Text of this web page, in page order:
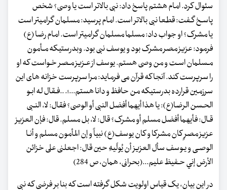
سئوال کرد. امام هشتم پاسخ داد: نبی بالاتر است یا وصی؟ شخص
پاسـخ گـفت: قطعا نبی بالاتر است. امام پرسید: مسلمان گرامی‏تر است
یا مشرک؟ او جواب داد: مسلما مسلمان گرامی‏تر است. امام رضا (ع)
فرمود: عزیز مصر مشرک بود و یوسف نبی بود. وبدرستیکه مـأمون
مـسلمان اسـت و من وصی هستم. یوسف از عـزیز مـصر خـواست که او
را سرپرست کند. آنجا که قرآن می فرماید: مرا سرپرست خزانه های این
سرزمین قرارده بدرستیکه من حافظ و دانا هستم...؛. ..فـقال له ابـو
الحـسن الرضا(ع): یا هذا أیهما أفضل النبی أو الوصی؟ فقال: لا، النـبی
قـال: فأیهما أفضل مسلم أو مشرک؟ قال: لا، بل مسلم. قال: فإن العزیز
عزیز مصرٍ کان مشرکا و کان یوسف(ع) نبیاً و إن المأمون مسلم و أنـا
الوصـی و یـوسف سأل العزیز أن یُولّیهِ حین قال: اجعلنی علی خزائن
الأرض إني حـفیظ علیم...(بحرانی، همان، ص 284)
در این بیان، یک قیاس اولویت شکل گرفته است که بنا بر فرضی که نبی